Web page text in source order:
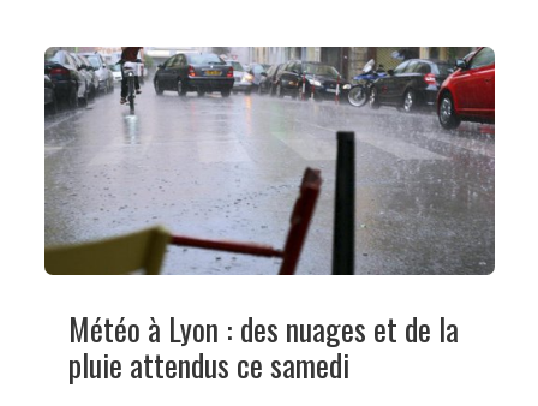
Météo à Lyon : des nuages et de la
pluie attendus ce samedi